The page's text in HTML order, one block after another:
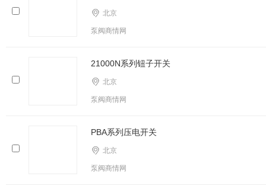
北京
泵阀商情网
21000N系列钮子开关
北京
泵阀商情网
PBA系列压电开关
北京
泵阀商情网